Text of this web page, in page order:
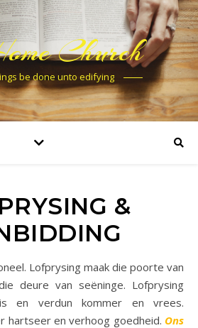
Church
be done unto edifying
&
deure van seëninge. Lofprysing
en verdun kommer en vrees.
hartseer en verhoog goedheid. Ons